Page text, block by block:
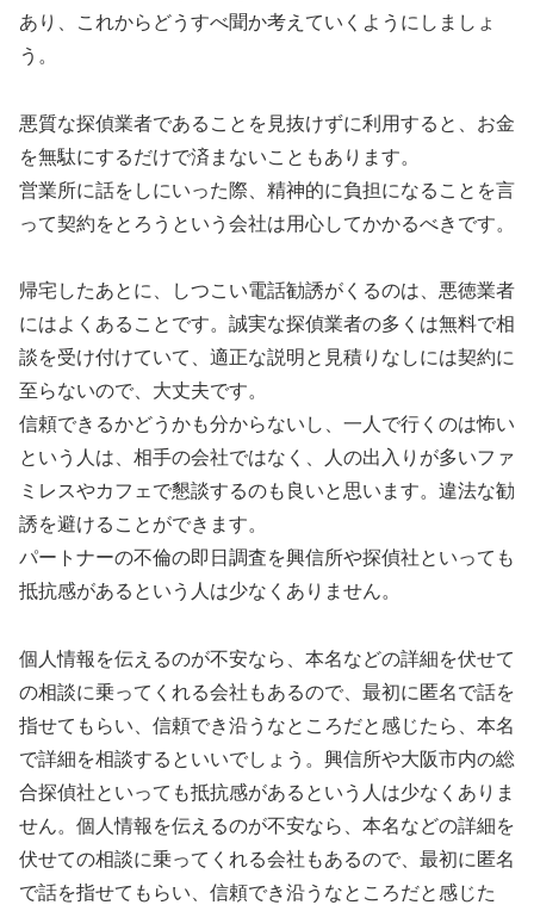
あり、これからどうすべ聞か考えていくようにしましょ
う。
悪質な探偵業者であることを見抜けずに利用すると、お金
を無駄にするだけで済まないこともあります。
営業所に話をしにいった際、精神的に負担になることを言
って契約をとろうという会社は用心してかかるべきです。
帰宅したあとに、しつこい電話勧誘がくるのは、悪徳業者
にはよくあることです。誠実な探偵業者の多くは無料で相
談を受け付けていて、適正な説明と見積りなしには契約に
至らないので、大丈夫です。
信頼できるかどうかも分からないし、一人で行くのは怖い
という人は、相手の会社ではなく、人の出入りが多いファ
ミレスやカフェで懇談するのも良いと思います。違法な勧
誘を避けることができます。
パートナーの不倫の即日調査を興信所や探偵社といっても
抵抗感があるという人は少なくありません。
個人情報を伝えるのが不安なら、本名などの詳細を伏せて
の相談に乗ってくれる会社もあるので、最初に匿名で話を
指せてもらい、信頼でき沿うなところだと感じたら、本名
で詳細を相談するといいでしょう。興信所や大阪市内の総
合探偵社といっても抵抗感があるという人は少なくありま
せん。個人情報を伝えるのが不安なら、本名などの詳細を
伏せての相談に乗ってくれる会社もあるので、最初に匿名
で話を指せてもらい、信頼でき沿うなところだと感じた